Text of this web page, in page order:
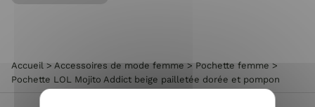
Accueil > Accessoires de mode femme > Pochette femme >
Pochette LOL Mojito Addict beige pailletée dorée et pompon